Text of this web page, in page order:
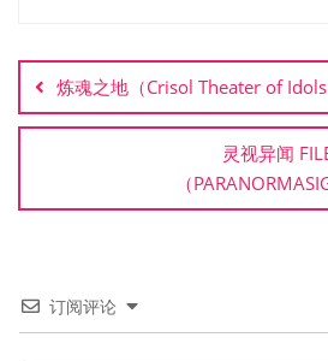
章
导
航
炼魂之地（Crisol Theater of
灵视异闻
（
订阅评论